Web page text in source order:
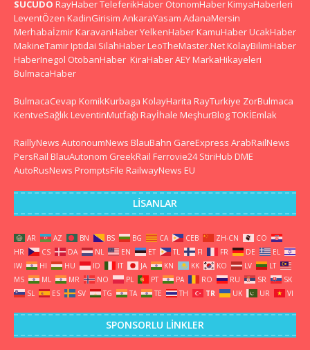
SUCUDO RayHaberTeleferikHaber OtonomHaber KimyaHaberleri
LeventÖzen KadinGirisim AnkaraYasam AdanaMersin
Merhabaİzmir KaravanHaberYelkenHaber KamuHaber UcakHaber
MakineTamir Iptidai SilahHaber LeoTheMaster.Net KolayBilimHaber
HaberInegol OtobanHaber KiraHaberAEY MarkaHikayeleri
BulmacaHaber
BulmacaCevap KomikKurbaga KolayHarita RayTurkiye ZorBulmaca
KentveSağlık LeventinMutfağı Rayİhale MeşhurBlogTOKİEmlak
RaillyNews AutonoumNews BlauBahn GareExpress ArabRailNews
PersRail BlauAutonom GreekRail Ferrovie24 StiriHub DME
AutoRusNews PromptsFile RailwayNews EU
LISANLAR
AR AZ BN BS BG CA CEB ZH-CN
CO
HR
CS DA NL EN ET TL FI FR DE
EL
IW
HI HU ID IT JA KN KK KO LV
LT
MS
ML MR NO PL PT PA RO RU SR
SK
SL
ES SV TG TA TE TH TR UK UR VI
SPONSORLU LINKLER